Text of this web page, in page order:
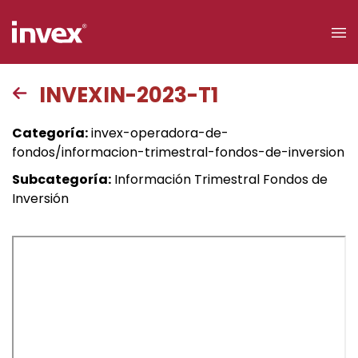
Acceso a
clientes
Buscar
INVEXIN-2023-T1
Categoría:invex-operadora-de-
fondos/informacion-trimestral-fondos-de-inversion
Subcategoría: Información Trimestral Fondos de
Inversión